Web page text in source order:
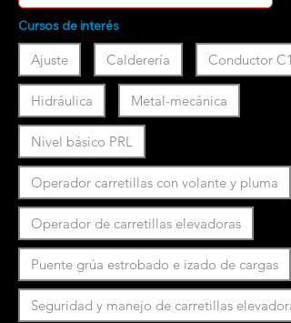
Cursos de interés
Ajuste Calderería Conductor C1
Hidráulica Metal-mecánica
Nivel básico PRL
Operador carretillas con volante y pluma
Operador de carretillas elevadoras
Puente grúa estrobado e izado de cargas
Seguridad y manejo de carretillas